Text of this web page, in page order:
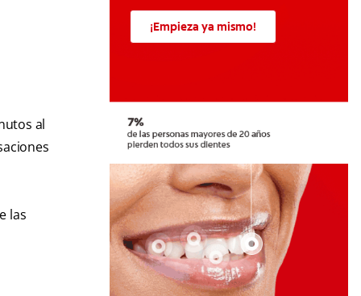
al
las
¡Empieza ya mismo!